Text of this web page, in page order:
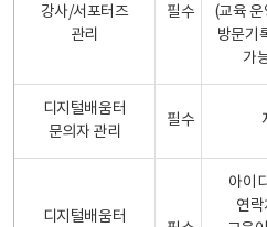
강사/서포터즈
관리
필수
(교육
방문기
가
디지털배움터
문의자 관리
필수
디지털배움터
아이
연